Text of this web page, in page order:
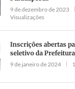
9 de dezembro de 2023
Visualizações
Inscrições abertas
seletivo da
9 de janeiro de 2024